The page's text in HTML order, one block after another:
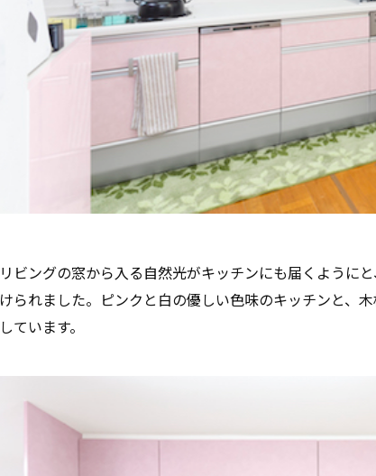
リビングの窓から入る自然光がキッチンにも届くように
けられました。ピンクと白の優しい色味のキッチンと、
しています。